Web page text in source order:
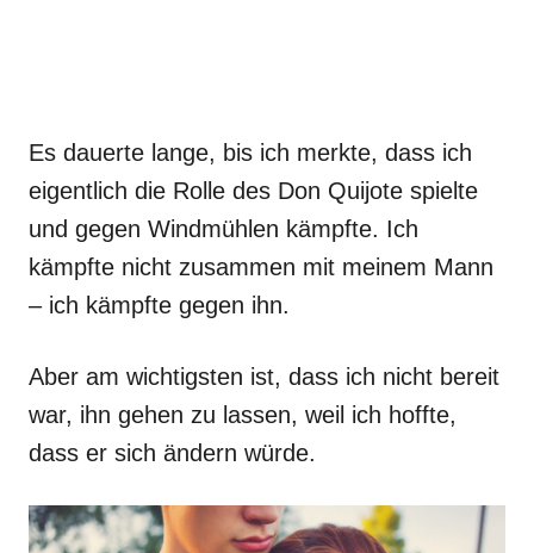
Es dauerte lange, bis ich merkte, dass ich
eigentlich die Rolle des Don Quijote spielte
und gegen Windmühlen kämpfte. Ich
kämpfte nicht zusammen mit meinem Mann
– ich kämpfte gegen ihn.
Aber am wichtigsten ist, dass ich nicht bereit
war, ihn gehen zu lassen, weil ich hoffte,
dass er sich ändern würde.